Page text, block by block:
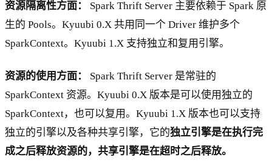
资源隔离性方面：
Spark Thrift Server 主要依赖于 Spark 原
生的 Pools。Kyuubi 0.X 共用同一个 Driver 维护多个
SparkContext。Kyuubi 1.X 支持独立和复用引擎。
资源的使用方面：
Spark Thrift Server 是常驻的
SparkContext 资源。Kyuubi 0.X 版本是可以使用独立的
SparkContext，也可以复用。Kyuubi 1.X 版本也可以支持
独立的引擎以及各种共享引擎，它的独立引擎是在执行完
成之后释放资源的，共享引擎是在超时之后释放。